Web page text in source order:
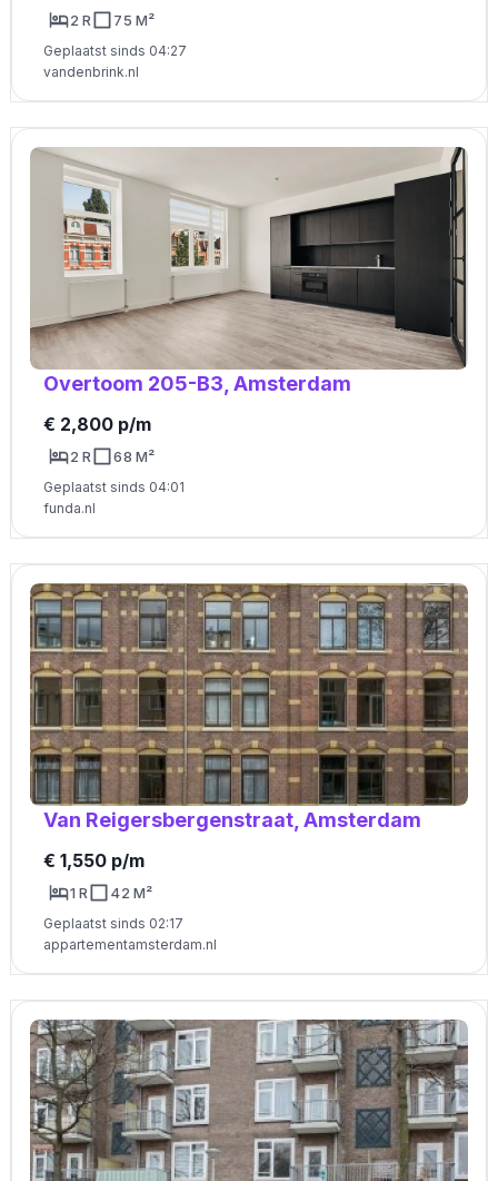
2 R 75 M²
Geplaatst sinds 04:27
vandenbrink.nl
Overtoom 205-B3, Amsterdam
€ 2,800 p/m
2 R 68 M²
Geplaatst sinds 04:01
funda.nl
Van Reigersbergenstraat, Amsterdam
€ 1,550 p/m
1 R 42 M²
Geplaatst sinds 02:17
appartementamsterdam.nl